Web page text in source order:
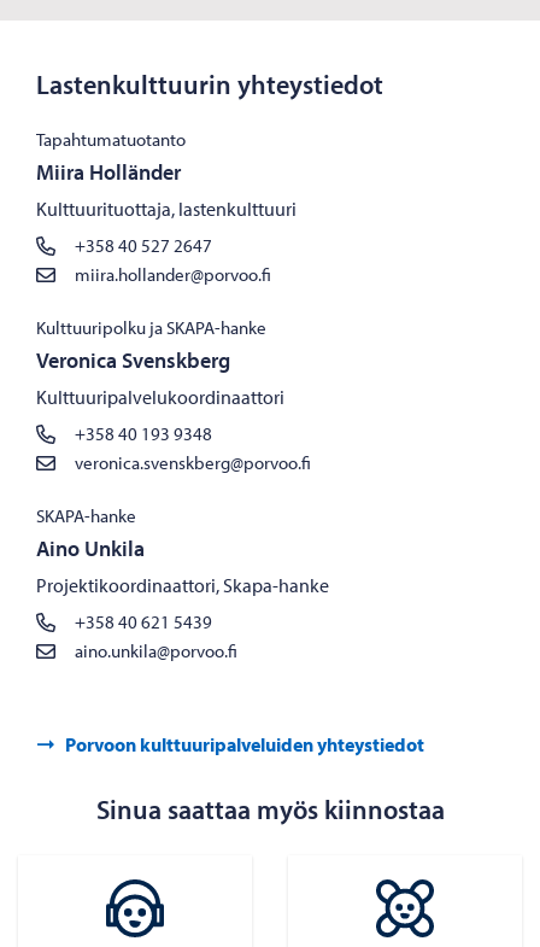
Lastenkulttuurin yhteystiedot
Tapahtumatuotanto
Miira Holländer
Kulttuurituottaja, lastenkulttuuri
+358 40 527 2647
miira.hollander@porvoo.fi
Kulttuuripolku ja SKAPA-hanke
Veronica Svenskberg
Kulttuuripalvelukoordinaattori
+358 40 193 9348
veronica.svenskberg@porvoo.fi
SKAPA-hanke
Aino Unkila
Projektikoordinaattori, Skapa-hanke
+358 40 621 5439
aino.unkila@porvoo.fi
Porvoon kulttuuripalveluiden yhteystiedot
Sinua saattaa myös kiinnostaa